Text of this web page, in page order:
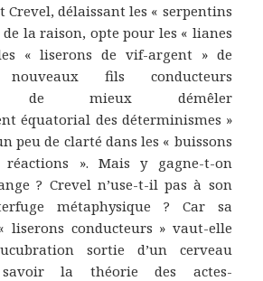
délaissant les « serpentins
la raison, opte pour les « lianes
« liserons de vif-argent » de
fils conducteurs
de mieux démêler
équatorial des déterminismes »
peu de clarté dans les « buissons
réactions ». Mais y gagne-t-on
? Crevel n’use-t-il pas à son
métaphysique ? Car sa
liserons conducteurs » vaut-elle
sortie d’un cerveau
la théorie des actes-